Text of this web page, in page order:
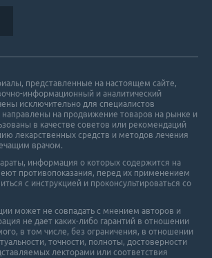
представленные на настоящем сайте,
информационный и аналитический
исключительно для специалистов
направлены на продвижение товаров на рынке и
в качестве советов или рекомендаций
лекарственных средств и методов лечения
врачом.
информация о которых содержится на
противопоказания, перед их применением
с инструкцией и проконсультироваться со
может не совпадать с мнением авторов и
не дает каких-либо гарантий в отношении
в том числе, без ограничения, в отношении
точности, полноты, достоверности
лекторами или соответствия